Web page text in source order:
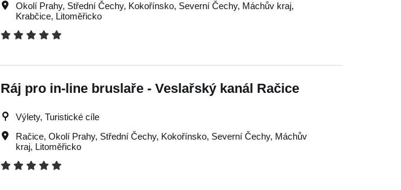
Okolí Prahy, Střední Čechy, Kokořínsko, Severní Čechy, Máchův kraj,
Krabčice, Litoměřicko
Ráj pro in-line bruslaře - Veslařský kanál Račice
Výlety, Turistické cíle
Račice,Okolí Prahy, Střední Čechy, Kokořínsko, Severní Čechy, Máchův
kraj, Litoměřicko